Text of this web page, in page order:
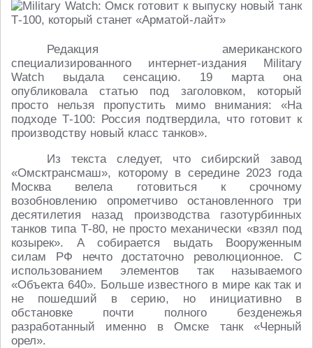
Редакция американского
специализированного интернет-издания Military
Watch выдала сенсацию. 19 марта она
опубликовала статью под заголовком, который
просто нельзя пропустить мимо внимания: «На
подходе Т-100: Россия подтвердила, что готовит к
производству новый класс танков».
Из текста следует, что сибирский завод
«Омсктрансмаш», которому в середине 2023 года
Москва велела готовиться к срочному
возобновлению опрометчиво остановленного три
десятилетия назад производства газотурбинных
танков типа Т-80, не просто механически «взял под
козырек». А собирается выдать Вооруженным
силам РФ нечто достаточно революционное. С
использованием элементов так называемого
«Объекта 640». Больше известного в мире как так и
не пошедший в серию, но инициативно в
обстановке почти полного безденежья
разработанный именно в Омске танк «Черный
орел».